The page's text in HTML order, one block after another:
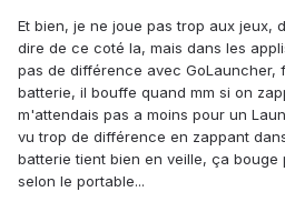
Et bien, je ne joue pas trop aux jeux,
dire de ce coté la, mais dans les
pas de différence avec GoLauncher,
batterie, il bouffe quand mm si on
m'attendais pas a moins pour un
vu trop de différence en zappant
batterie tient bien en veille, ça bouge
selon le portable...